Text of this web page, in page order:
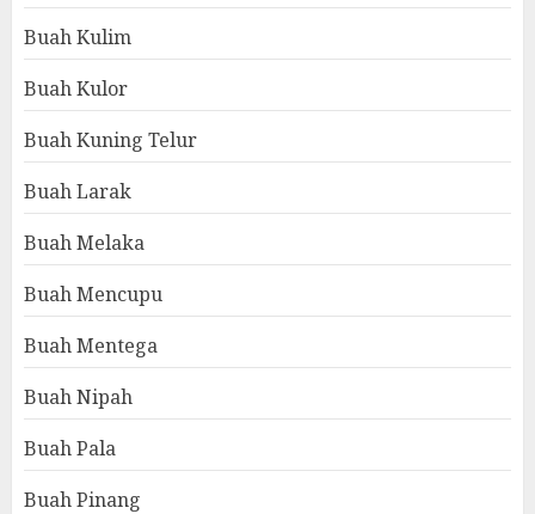
Buah Kulim
Buah Kulor
Buah Kuning Telur
Buah Larak
Buah Melaka
Buah Mencupu
Buah Mentega
Buah Nipah
Buah Pala
Buah Pinang